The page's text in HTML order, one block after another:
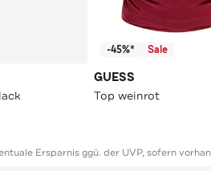
-45%* Sale
GUESS
Top weinrot
Ersparnis ggü. der UVP, sofern